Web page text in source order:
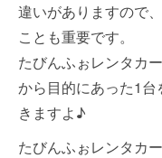
違いがありますので
ことも重要です。
たびんふぉレンタカ
から目的にあった1
きますよ♪
たびんふぉレンタカ